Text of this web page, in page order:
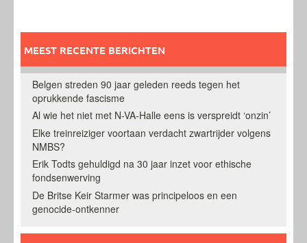
MEEST RECENTE BERICHTEN
Belgen streden 90 jaar geleden reeds tegen het
oprukkende fascisme
Al wie het niet met N-VA-Halle eens is verspreidt ‘onzin’
Elke treinreiziger voortaan verdacht zwartrijder volgens
NMBS?
Erik Todts gehuldigd na 30 jaar inzet voor ethische
fondsenwerving
De Britse Keir Starmer was principeloos en een
genocide-ontkenner